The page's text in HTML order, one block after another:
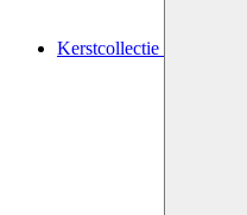
Kerstcollectie